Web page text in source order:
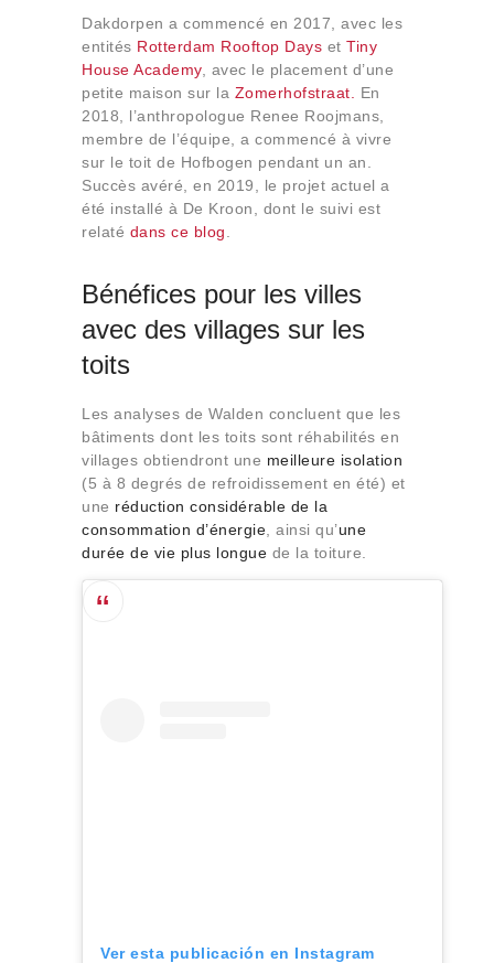
Dakdorpen a commencé en 2017, avec les
entités Rotterdam Rooftop Days et Tiny
House Academy, avec le placement d’une
petite maison sur la Zomerhofstraat.
En
2018, l’anthropologue Renee Roojmans,
membre de l’équipe, a commencé à vivre
sur le toit de Hofbogen pendant un an.
Succès avéré, en 2019, le projet actuel a
été installé à De Kroon, dont le suivi est
relaté dans ce blog
Bénéfices pour les villes
avec des villages sur les
toits
Les analyses de Walden concluent que les
bâtiments dont les toits sont réhabilités en
villages obtiendront une meilleure isolation
(5 à 8 degrés de refroidissement en été) et
une réduction considérable de la
consommation d’énergie , ainsi qu’une
durée de vie plus longue de la toiture.
Ver esta publicación en Instagram